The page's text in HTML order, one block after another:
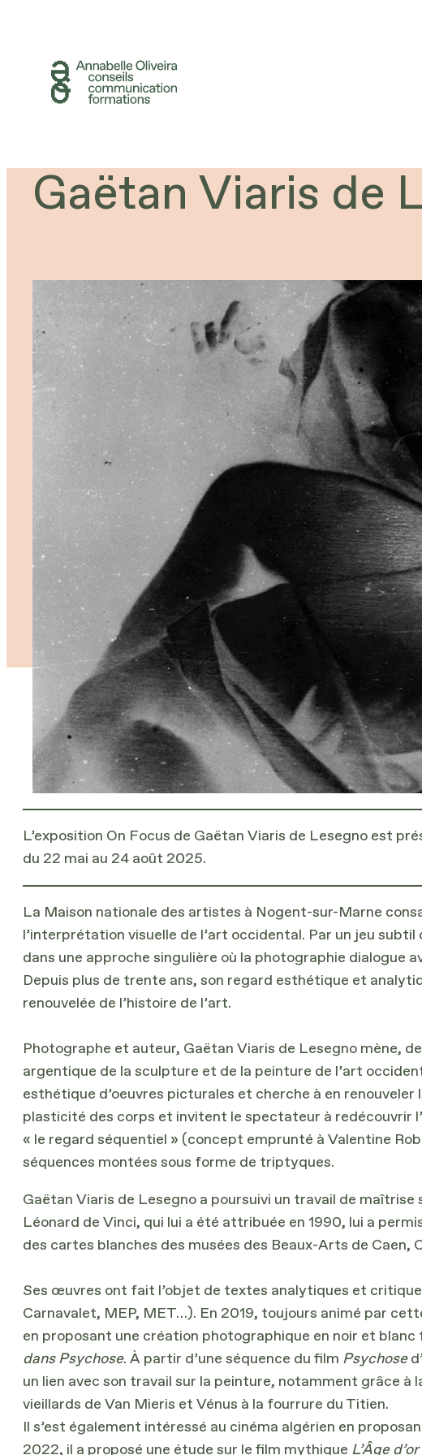
contenu
Gaëtan Viaris de
L’exposition On Focus de Gaëtan Viaris de Lesegno est
du 22 mai au 24 août 2025.
La Maison nationale des artistes à Nogent-sur-Marne
l’interprétation visuelle de l’art occidental. Par un jeu
dans une approche singulière où la photographie dialogue
Depuis plus de trente ans, son regard esthétique et
renouvelée de l’histoire de l’art.
Photographe et auteur, Gaëtan Viaris de Lesegno mène,
argentique de la sculpture et de la peinture de l’art
esthétique d’oeuvres picturales et cherche à en
plasticité des corps et invitent le spectateur à redécouvrir
« le regard séquentiel » (concept emprunté à Valentine
séquences montées sous forme de triptyques.
Gaëtan Viaris de Lesegno a poursuivi un travail de
Léonard de Vinci, qui lui a été attribuée en 1990, lui a
des cartes blanches des musées des Beaux-Arts de Caen,
Ses œuvres ont fait l’objet de textes analytiques et
Carnavalet, MEP, MET…). En 2019, toujours animé par
en proposant une création photographique en noir et blanc
dans Psychose. À partir d’une séquence du film Psychose
un lien avec son travail sur la peinture, notamment grâce à
vieillards de Van Mieris et Vénus à la fourrure du Titien.
Il s’est également intéressé au cinéma algérien en
2022, il a proposé une étude sur le film mythique L’Âge d’or